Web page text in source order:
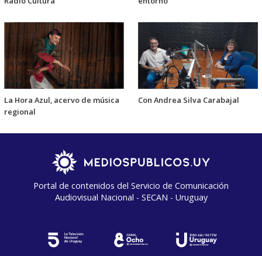
La Hora Azul, acervo de música
regional
Con Andrea Silva Carabajal
Portal de contenidos del Servicio de Comunicación
Audiovisual Nacional - SECAN - Uruguay